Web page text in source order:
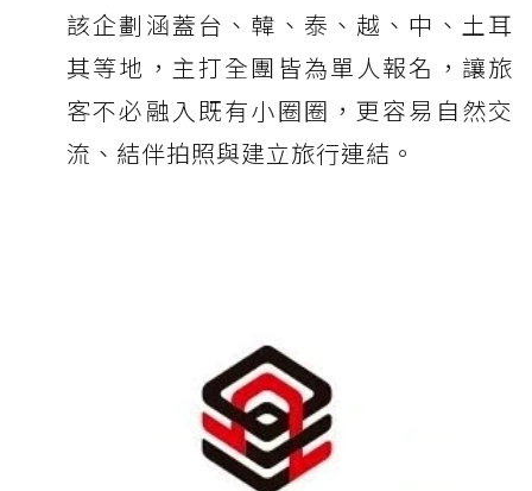
該企劃涵蓋台、韓、泰、越、中、土耳
其等地，主打全團皆為單人報名，讓旅
客不必融入既有小圈圈，更容易自然交
流、結伴拍照與建立旅行連結。